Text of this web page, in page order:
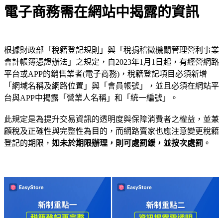
電子商務需在網站中揭露的資訊
根據財政部「稅籍登記規則」與「稅捐稽徵機關管理營利事業
會計帳簿憑證辦法」之規定，自2023年1月1日起，有經營網路
平台或APP的銷售業者(電子商務)，稅籍登記項目必須新增
「網域名稱及網路位置」與「會員帳號」，並且必須在網站平
台與APP中揭露「營業人名稱」和「統一編號」。
此規定是為提升交易資訊的透明度與保障消費者之權益，並兼
顧稅及正確性與完整性為目的，而網路賣家也應注意變更稅籍
登記的期限， 如未於期限辦理，則可處罰鍰，並按次處罰 。